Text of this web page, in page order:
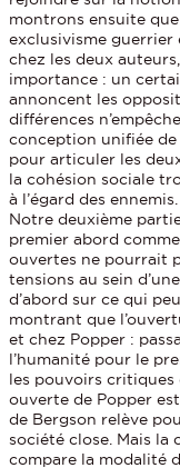
montrons ensuite
exclusivisme
chez les deux
importance : un
annoncent les
différences
conception unifiée de
pour articuler les
la cohésion sociale
à l’égard des ennemis.
Notre deuxième
premier abord
ouvertes ne pourrait
tensions au sein
d’abord sur ce qui
montrant que
et chez Popper :
l’humanité pour le
les pouvoirs critiques
ouverte de Popper
de Bergson relève
société close. Mais
compare la modalité